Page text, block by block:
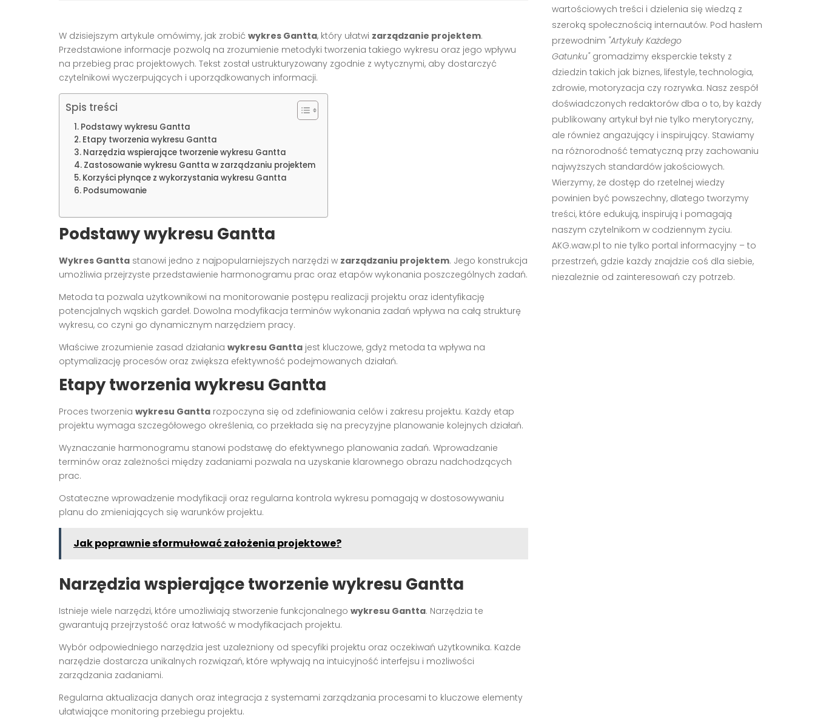
W dzisiejszym artykule omówimy, jak zrobić wykres Gantta, który ułatwi zarządzanie projektem.
Przedstawione informacje pozwolą na zrozumienie metodyki tworzenia takiego wykresu oraz jego wpływu
na przebieg prac projektowych. Tekst został ustrukturyzowany zgodnie z wytycznymi, aby dostarczyć
czytelnikowi wyczerpujących i uporządkowanych informacji.
Spis treści
Podstawy wykresu Gantta
Etapy tworzenia wykresu Gantta
Narzędzia wspierające tworzenie wykresu Gantta
Zastosowanie wykresu Gantta w zarządzaniu projektem
Korzyści płynące z wykorzystania wykresu Gantta
Podsumowanie
Podstawy wykresu Gantta
Wykres Gantta stanowi jedno z najpopularniejszych narzędzi w zarządzaniu projektem. Jego konstrukcja
umożliwia przejrzyste przedstawienie harmonogramu prac oraz etapów wykonania poszczególnych zadań.
Metoda ta pozwala użytkownikowi na monitorowanie postępu realizacji projektu oraz identyfikację
potencjalnych wąskich gardeł. Dowolna modyfikacja terminów wykonania zadań wpływa na całą strukturę
wykresu, co czyni go dynamicznym narzędziem pracy.
Właściwe zrozumienie zasad działania wykresu Gantta jest kluczowe, gdyż metoda ta wpływa na
optymalizację procesów oraz zwiększa efektywność podejmowanych działań.
Etapy tworzenia wykresu Gantta
Proces tworzenia wykresu Gantta rozpoczyna się od zdefiniowania celów i zakresu projektu. Każdy etap
projektu wymaga szczegółowego określenia, co przekłada się na precyzyjne planowanie kolejnych działań.
Wyznaczanie harmonogramu stanowi podstawę do efektywnego planowania zadań. Wprowadzanie
terminów oraz zależności między zadaniami pozwala na uzyskanie klarownego obrazu nadchodzących
prac.
Ostateczne wprowadzenie modyfikacji oraz regularna kontrola wykresu pomagają w dostosowywaniu
planu do zmieniających się warunków projektu.
Jak poprawnie sformułować założenia projektowe?
Narzędzia wspierające tworzenie wykresu Gantta
Istnieje wiele narzędzi, które umożliwiają stworzenie funkcjonalnego wykresu Gantta. Narzędzia te
gwarantują przejrzystość oraz łatwość w modyfikacjach projektu.
Wybór odpowiedniego narzędzia jest uzależniony od specyfiki projektu oraz oczekiwań użytkownika. Każde
narzędzie dostarcza unikalnych rozwiązań, które wpływają na intuicyjność interfejsu i możliwości
zarządzania zadaniami.
Regularna aktualizacja danych oraz integracja z systemami zarządzania procesami to kluczowe elementy
ułatwiające monitoring przebiegu projektu.
wartościowych treści i dzielenia się wiedzą z
szeroką społecznością internautów. Pod hasłem
przewodnim "Artykuły Każdego
Gatunku"gromadzimy eksperckie teksty z
dziedzin takich jak biznes, lifestyle, technologia,
zdrowie, motoryzacja czy rozrywka. Nasz zespół
doświadczonych redaktorów dba o to, by każdy
publikowany artykuł był nie tylko merytoryczny,
ale również angażujący i inspirujący. Stawiamy
na różnorodność tematyczną przy zachowaniu
najwyższych standardów jakościowych.
Wierzymy, że dostęp do rzetelnej wiedzy
powinien być powszechny, dlatego tworzymy
treści, które edukują, inspirują i pomagają
naszym czytelnikom w codziennym życiu.
AKG.waw.pl to nie tylko portal informacyjny – to
przestrzeń, gdzie każdy znajdzie coś dla siebie,
niezależnie od zainteresowań czy potrzeb.